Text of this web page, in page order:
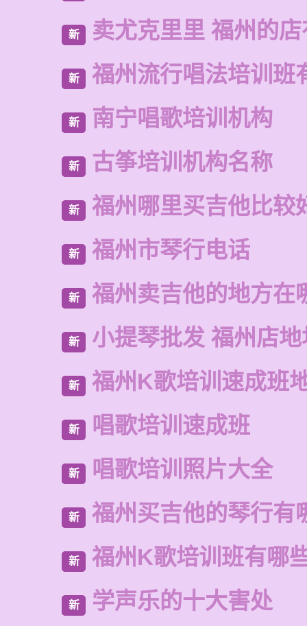
新 卖尤克里里 福州的
新 福州流行唱法培训班
新 南宁唱歌培训机构
新 古筝培训机构名称
新 福州哪里买吉他比较
新 福州市琴行电话
新 福州卖吉他的地方在
新 小提琴批发 福州店
新 福州K歌培训速成班
新 唱歌培训速成班
新 唱歌培训照片大全
新 福州买吉他的琴行有
新 福州K歌培训班有哪
新 学声乐的十大害处